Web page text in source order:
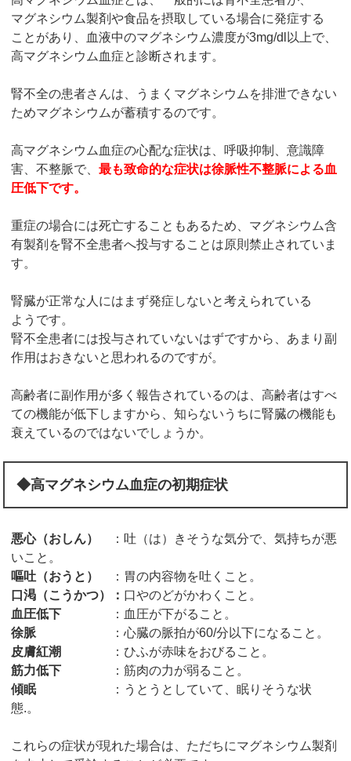
マグネシウム製剤や食品を摂取している場合に発症する
ことがあり、血液中のマグネシウム濃度が3mg/dl以上で、
高マグネシウム血症と診断されます。
腎不全の患者さんは、うまくマグネシウムを排泄できない
ためマグネシウムが蓄積するのです。
高マグネシウム血症の心配な症状は、呼吸抑制、意識障
害、不整脈で、最も致命的な症状は徐脈性不整脈による血
圧低下です。
重症の場合には死亡することもあるため、マグネシウム含
有製剤を腎不全患者へ投与することは原則禁止されていま
す。
腎臓が正常な人にはまず発症しないと考えられている
ようです。
腎不全患者には投与されていないはずですから、あまり副
作用はおきないと思われるのですが。
高齢者に副作用が多く報告されているのは、高齢者はすべ
ての機能が低下しますから、知らないうちに腎臓の機能も
衰えているのではないでしょうか。
◆高マグネシウム血症の初期症状
悪心（おしん）
：吐（は）きそうな気分で、気持ちが悪
いこと。
嘔吐（おうと）
：胃の内容物を吐くこと。
口渇（こうかつ）： 口やのどがかわくこと。
血圧低下 ：血圧が下がること。
徐脈 ：心臓の脈拍が60/分以下になること。
皮膚紅潮
：ひふが赤味をおびること。
筋力低下 ：筋肉の力が弱ること。
傾眠
：うとうとしていて、眠りそうな状
態.。
これらの症状が現れた場合は、ただちにマグネシウム製剤